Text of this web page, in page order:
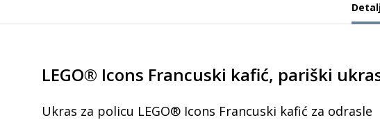
LEGO® Icons Francuski kafić, pariški
Ukras za policu LEGO® Icons Francuski kafić za odrasle